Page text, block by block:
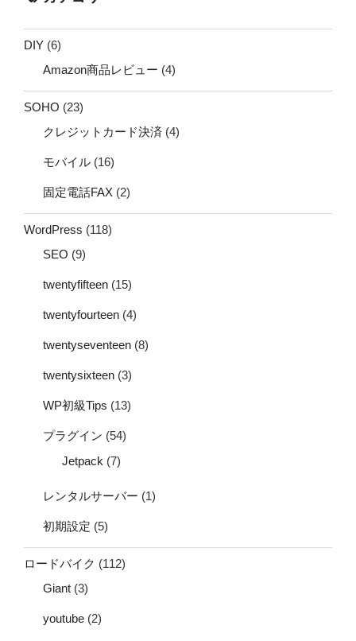
DIY (6)
Amazon商品レビュー (4)
SOHO (23)
クレジットカード決済 (4)
モバイル (16)
固定電話FAX (2)
WordPress (118)
SEO (9)
twentyfifteen (15)
twentyfourteen (4)
twentyseventeen (8)
twentysixteen (3)
WP初級Tips (13)
プラグイン (54)
Jetpack (7)
レンタルサーバー (1)
初期設定 (5)
ロードバイク (112)
Giant (3)
youtube (2)